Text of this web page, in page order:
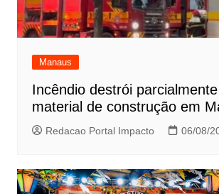
Manaus
Incêndio destrói
material de construção em
Redacao Portal Impacto 06/08/